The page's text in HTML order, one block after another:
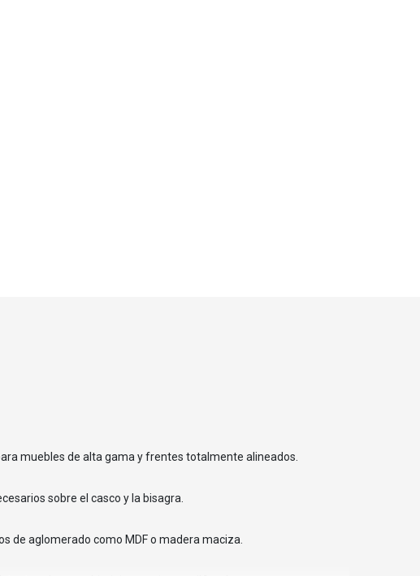
muebles de alta gama y frentes totalmente alineados.
sobre el casco y la bisagra.
de aglomerado como MDF o madera maciza.